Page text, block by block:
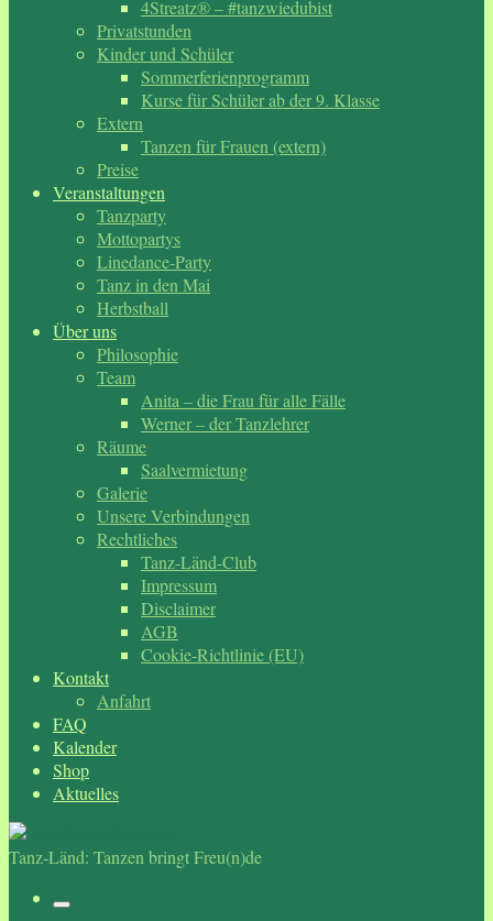
4Streatz® – #tanzwiedubist
Privatstunden
Kinder und Schüler
Sommerferienprogramm
Kurse für Schüler ab der 9. Klasse
Extern
Tanzen für Frauen (extern)
Preise
Veranstaltungen
Tanzparty
Mottopartys
Linedance-Party
Tanz in den Mai
Herbstball
Über uns
Philosophie
Team
Anita – die Frau für alle Fälle
Werner – der Tanzlehrer
Räume
Saalvermietung
Galerie
Unsere Verbindungen
Rechtliches
Tanz-Länd-Club
Impressum
Disclaimer
AGB
Cookie-Richtlinie (EU)
Kontakt
Anfahrt
FAQ
Kalender
Shop
Aktuelles
Tanz-Länd: Tanzen bringt Freu(n)de
Menü